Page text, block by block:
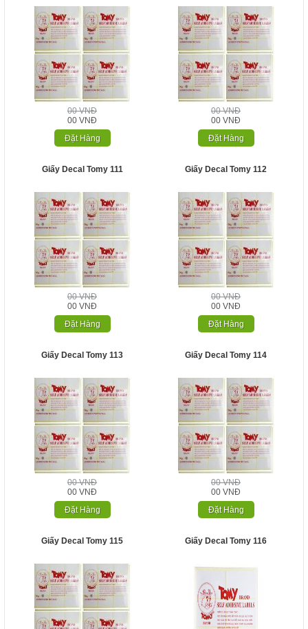
00 VNĐ
00 VNĐ
Đặt Hàng
00 VNĐ
00 VNĐ
Đặt Hàng
Giấy Decal Tomy 111
00 VNĐ
00 VNĐ
Đặt Hàng
Giấy Decal Tomy 112
00 VNĐ
00 VNĐ
Đặt Hàng
Giấy Decal Tomy 113
00 VNĐ
00 VNĐ
Đặt Hàng
Giấy Decal Tomy 114
00 VNĐ
00 VNĐ
Đặt Hàng
Giấy Decal Tomy 115 Giấy Decal Tomy 116